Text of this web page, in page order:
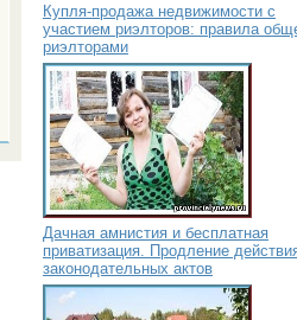
Купля-продажа недвижимости с
участием риэлторов: правила
риэлторами
Дачная амнистия и бесплатная
приватизация. Продление
законодательных актов